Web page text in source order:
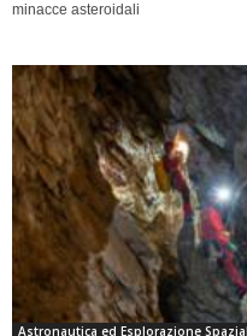
minacce asteroidali
Astronautica ed Esplorazione